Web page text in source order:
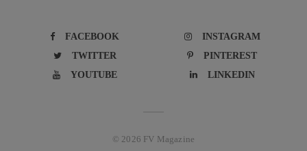
FACEBOOK
INSTAGRAM
TWITTER
PINTEREST
YOUTUBE
LINKEDIN
© 2026 FV Magazine